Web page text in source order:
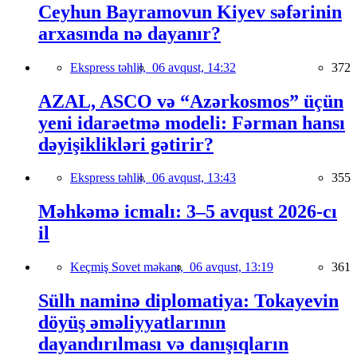
Ceyhun Bayramovun Kiyev səfərinin
arxasında nə dayanır?
Ekspress təhlil, 06 avqust, 14:32 372
AZAL, ASCO və “Azərkosmos” üçün
yeni idarəetmə modeli: Fərman hansı
dəyişiklikləri gətirir?
Ekspress təhlil, 06 avqust, 13:43 355
Məhkəmə icmalı: 3–5 avqust 2026-cı
il
Keçmiş Sovet məkanı, 06 avqust, 13:19 361
Sülh naminə diplomatiya: Tokayevin
döyüş əməliyyatlarının
dayandırılması və danışıqların